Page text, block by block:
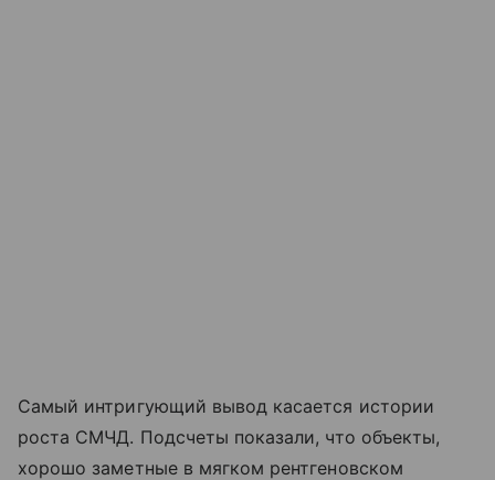
Самый интригующий вывод касается истории
роста СМЧД. Подсчеты показали, что объекты,
хорошо заметные в мягком рентгеновском